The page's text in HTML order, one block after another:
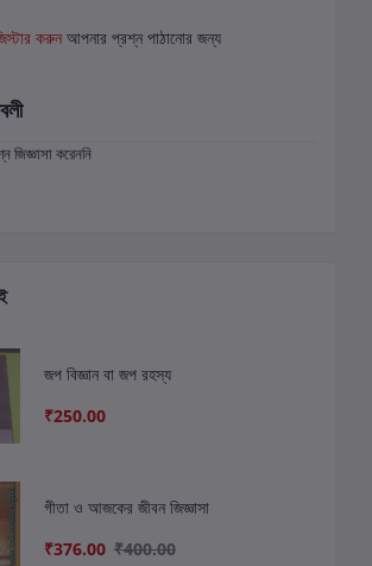
করুন আপনার প্রশ্ন পাঠানোর জন্য
করেননি
জপ বিজ্ঞান বা জপ রহস্য
₹250.00
গীতা ও আজকের জীবন জিজ্ঞাসা
₹376.00 ₹400.00